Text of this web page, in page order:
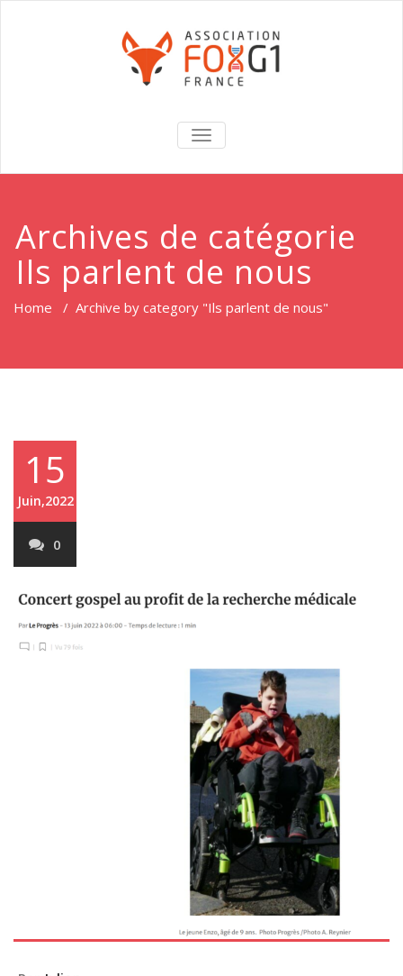
TOGGLE
NAVIGATION
Archives de catégorie
Ils parlent de nous
Home / Archive by category "Ils parlent de nous"
15
Juin,2022
0